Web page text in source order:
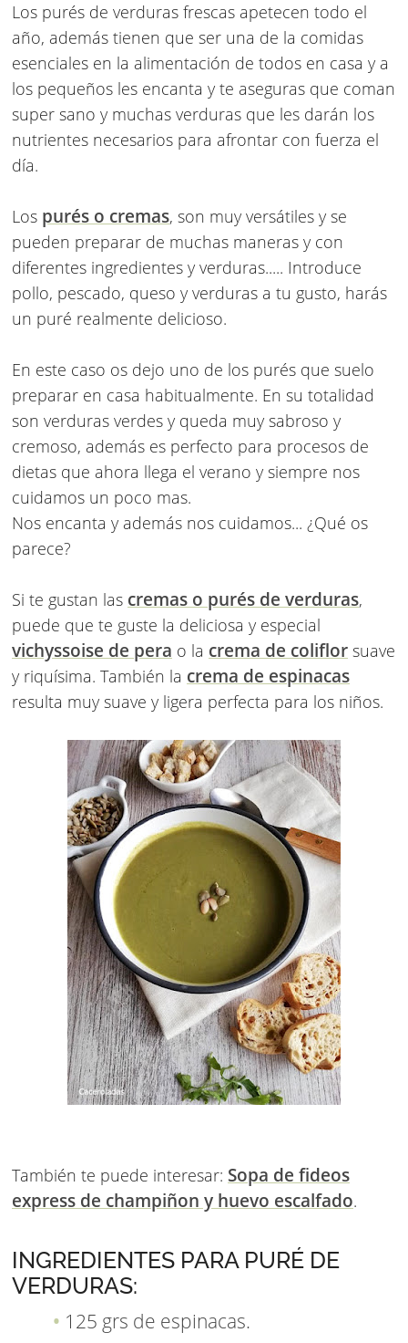
Los purés de verduras frescas apetecen todo el
año, además tienen que ser una de la comidas
esenciales en la alimentación de todos en casa y a
los pequeños les encanta y te aseguras que coman
super sano y muchas verduras que les darán los
nutrientes necesarios para afrontar con fuerza el
día.
Los purés o cremas, son muy versátiles y se
pueden preparar de muchas maneras y con
diferentes ingredientes y verduras..... Introduce
pollo, pescado, queso y verduras a tu gusto, harás
un puré realmente delicioso.
En este caso os dejo uno de los purés que suelo
preparar en casa habitualmente. En su totalidad
son verduras verdes y queda muy sabroso y
cremoso, además es perfecto para procesos de
dietas que ahora llega el verano y siempre nos
cuidamos un poco mas.
Nos encanta y además nos cuidamos... ¿Qué os
parece?
Si te gustan las cremas o purés de verduras,
puede que te guste la deliciosa y especial
vichyssoise de pera o la crema de coliflor suave
y riquísima. También la crema de espinacas
resulta muy suave y ligera perfecta para los niños.
También te puede interesar: Sopa de fideos
express de champiñon y huevo escalfado.
INGREDIENTES PARA PURÉ DE
VERDURAS:
125 grs de espinacas.